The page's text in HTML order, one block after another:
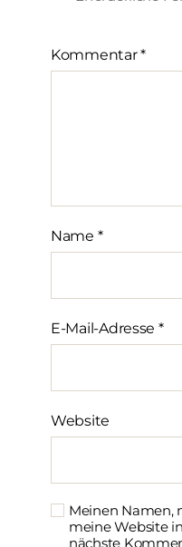
Kommentar*
Name *
E-Mail-Adresse *
Website
Meinen Namen,
meine Website
nächste